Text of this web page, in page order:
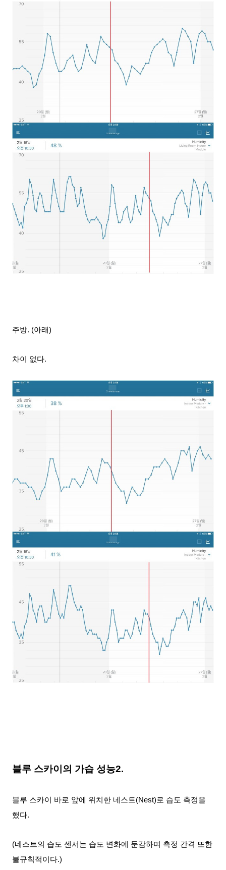
주방. (아래)
차이 없다.
블루 스카이의 가습 성능2.
블루 스카이 바로 앞에 위치한 네스트(Nest)로 습도 측정을
했다.
(네스트의 습도 센서는 습도 변화에 둔감하며 측정 간격 또한
불규칙적이다.)